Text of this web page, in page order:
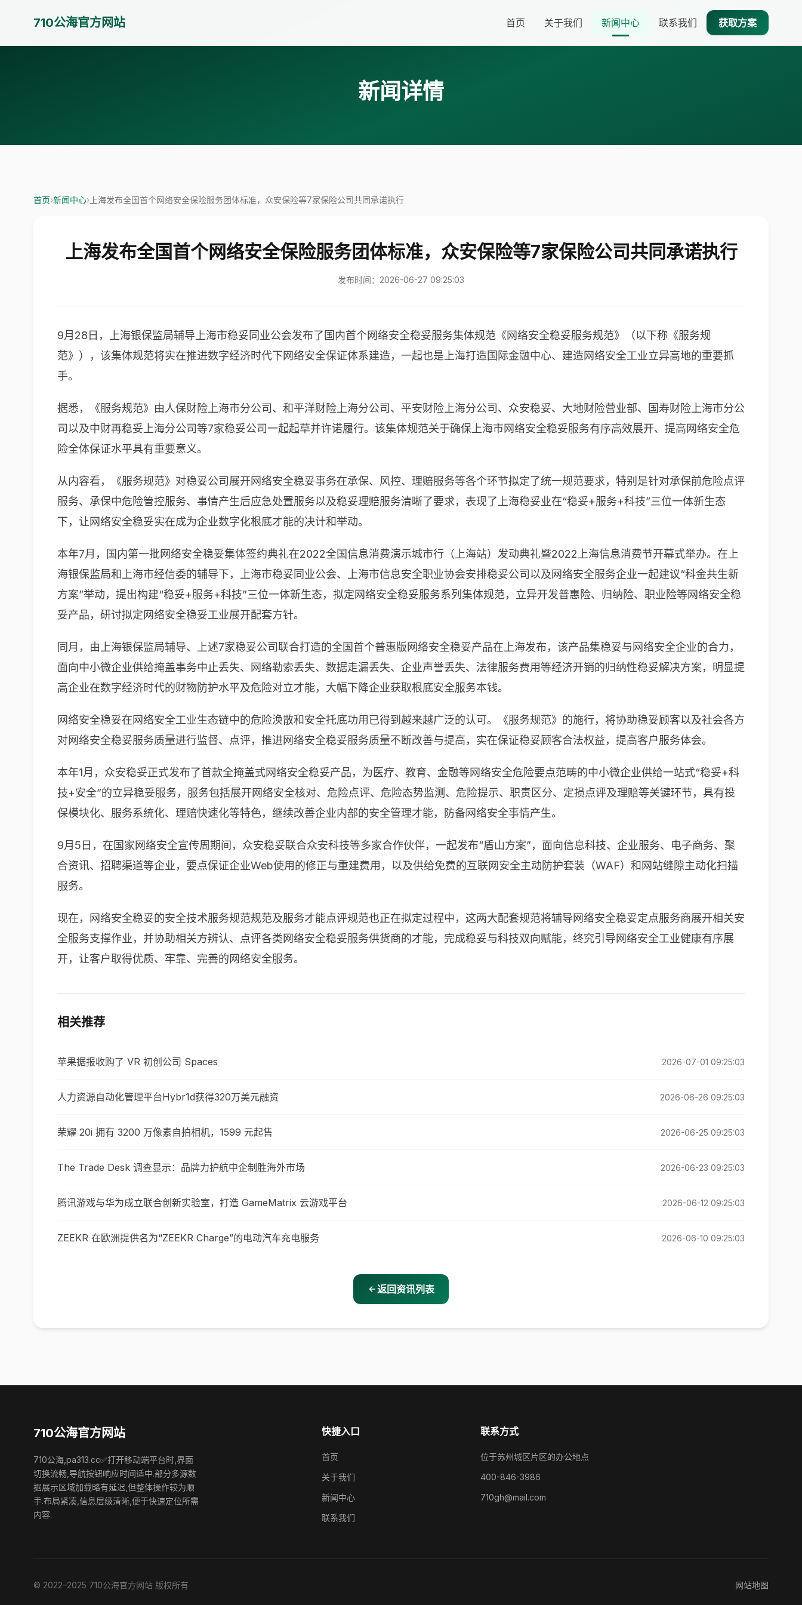
710公海官方网站 首页 关于我们 新闻中心 联系我们 获取方案
新闻详情
首页›新闻中心› 上海发布全国首个网络安全保险服务团体标准，众安保险等7家保险公司共同承诺执行
上海发布全国首个网络安全保险服务团体标准，众安保险等7家保险公司共同承诺执行
发布时间：2026-06-27 09:25:03
9月28日，上海银保监局辅导上海市稳妥同业公会发布了国内首个网络安全稳妥服务集体规范《网络安全稳妥服务规范》（以下称《服务规
范》），该集体规范将实在推进数字经济时代下网络安全保证体系建造，一起也是上海打造国际金融中心、建造网络安全工业立异高地的重要抓
手。
据悉，《服务规范》由人保财险上海市分公司、和平洋财险上海分公司、平安财险上海分公司、众安稳妥、大地财险营业部、国寿财险上海市分公
司以及中财再稳妥上海分公司等7家稳妥公司一起起草并许诺履行。该集体规范关于确保上海市网络安全稳妥服务有序高效展开、提高网络安全危
险全体保证水平具有重要意义。
从内容看，《服务规范》对稳妥公司展开网络安全稳妥事务在承保、风控、理赔服务等各个环节拟定了统一规范要求，特别是针对承保前危险点评
服务、承保中危险管控服务、事情产生后应急处置服务以及稳妥理赔服务清晰了要求，表现了上海稳妥业在“稳妥+服务+科技”三位一体新生态
下，让网络安全稳妥实在成为企业数字化根底才能的决计和举动。
本年7月，国内第一批网络安全稳妥集体签约典礼在2022全国信息消费演示城市行（上海站）发动典礼暨2022上海信息消费节开幕式举办。在上
海银保监局和上海市经信委的辅导下，上海市稳妥同业公会、上海市信息安全职业协会安排稳妥公司以及网络安全服务企业一起建议“科金共生新
方案”举动，提出构建“稳妥+服务+科技”三位一体新生态，拟定网络安全稳妥服务系列集体规范，立异开发普惠险、归纳险、职业险等网络安全稳
妥产品，研讨拟定网络安全稳妥工业展开配套方针。
同月，由上海银保监局辅导、上述7家稳妥公司联合打造的全国首个普惠版网络安全稳妥产品在上海发布，该产品集稳妥与网络安全企业的合力，
面向中小微企业供给掩盖事务中止丢失、网络勒索丢失、数据走漏丢失、企业声誉丢失、法律服务费用等经济开销的归纳性稳妥解决方案，明显提
高企业在数字经济时代的财物防护水平及危险对立才能，大幅下降企业获取根底安全服务本钱。
网络安全稳妥在网络安全工业生态链中的危险涣散和安全托底功用已得到越来越广泛的认可。《服务规范》的施行，将协助稳妥顾客以及社会各方
对网络安全稳妥服务质量进行监督、点评，推进网络安全稳妥服务质量不断改善与提高，实在保证稳妥顾客合法权益，提高客户服务体会。
本年1月，众安稳妥正式发布了首款全掩盖式网络安全稳妥产品，为医疗、教育、金融等网络安全危险要点范畴的中小微企业供给一站式“稳妥+科
技+安全”的立异稳妥服务，服务包括展开网络安全核对、危险点评、危险态势监测、危险提示、职责区分、定损点评及理赔等关键环节，具有投
保模块化、服务系统化、理赔快速化等特色，继续改善企业内部的安全管理才能，防备网络安全事情产生。
9月5日，在国家网络安全宣传周期间，众安稳妥联合众安科技等多家合作伙伴，一起发布“盾山方案”，面向信息科技、企业服务、电子商务、聚
合资讯、招聘渠道等企业，要点保证企业Web使用的修正与重建费用，以及供给免费的互联网安全主动防护套装（WAF）和网站缝隙主动化扫描
服务。
现在，网络安全稳妥的安全技术服务规范规范及服务才能点评规范也正在拟定过程中，这两大配套规范将辅导网络安全稳妥定点服务商展开相关安
全服务支撑作业，并协助相关方辨认、点评各类网络安全稳妥服务供货商的才能，完成稳妥与科技双向赋能，终究引导网络安全工业健康有序展
开，让客户取得优质、牢靠、完善的网络安全服务。
相关推荐
苹果据报收购了 VR 初创公司 Spaces 2026-07-01 09:25:03
人力资源自动化管理平台Hybr1d获得320万美元融资 2026-06-26 09:25:03
荣耀 20i 拥有 3200 万像素自拍相机，1599 元起售 2026-06-25 09:25:03
The Trade Desk 调查显示：品牌力护航中企制胜海外市场 2026-06-23 09:25:03
腾讯游戏与华为成立联合创新实验室，打造 GameMatrix 云游戏平台 2026-06-12 09:25:03
ZEEKR 在欧洲提供名为“ZEEKR Charge”的电动汽车充电服务 2026-06-10 09:25:03
返回资讯列表
710公海官方网站
710公海,pa313.cc✅打开移动端平台时,界面
切换流畅,导航按钮响应时间适中.部分多源数
据展示区域加载略有延迟,但整体操作较为顺
手.布局紧凑,信息层级清晰,便于快速定位所需
内容.
快捷入口
首页
关于我们
新闻中心
联系我们
联系方式
位于苏州城区片区的办公地点
400-846-3986
710gh@mail.com
© 2022–2025 710公海官方网站 版权所有 网站地图